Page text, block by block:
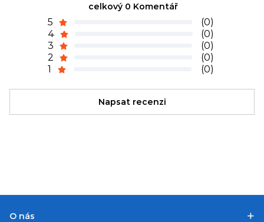
celkový 0 Komentář
5
(0)
4
(0)
3
(0)
2
(0)
1
(0)
Napsat recenzi
O nás